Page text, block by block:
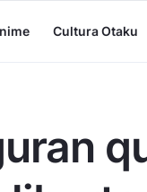
Cultura Otaku